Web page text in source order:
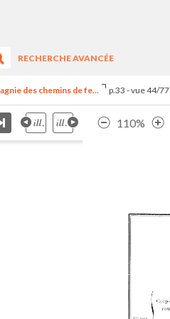
RECHERCHE AVANCÉE
des chemins de fe... p.33 - vue 44/77
110%